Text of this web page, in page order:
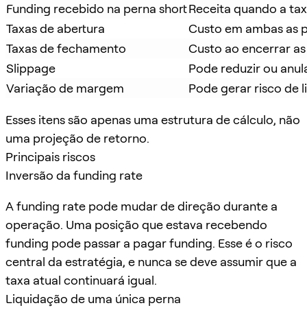
Funding recebido na perna shortReceita quando a
Taxas de abertura
Custo em ambas as
Taxas de fechamento
Custo ao encerrar
Slippage
Pode reduzir ou
Variação de margem
Pode gerar risco de
Esses itens são apenas uma estrutura de cálculo, não
uma projeção de retorno.
Principais riscos
Inversão da funding rate
A funding rate pode mudar de direção durante a
operação. Uma posição que estava recebendo
funding pode passar a pagar funding. Esse é o risco
central da estratégia, e nunca se deve assumir que a
taxa atual continuará igual.
Liquidação de uma única perna